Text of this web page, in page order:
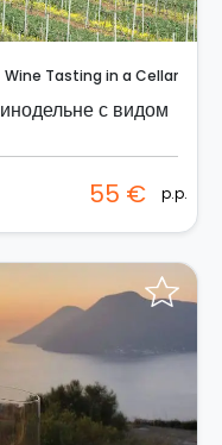
Wine Tasting in a Cellar
с видом
55 € p.p.